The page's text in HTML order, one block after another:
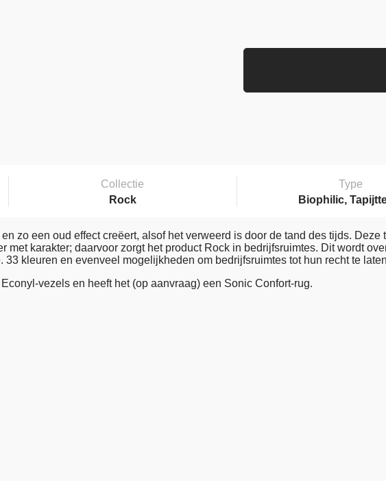
Collectie
Rock
Type
Biophilic,
zo een oud effect creëert, alsof het verweerd is door de tand des tijds.
met karakter; daarvoor zorgt het product Rock in bedrijfsruimtes. Dit wordt
kleuren en evenveel mogelijkheden om bedrijfsruimtes tot hun recht te
vezels en heeft het (op aanvraag) een Sonic Confort-rug.